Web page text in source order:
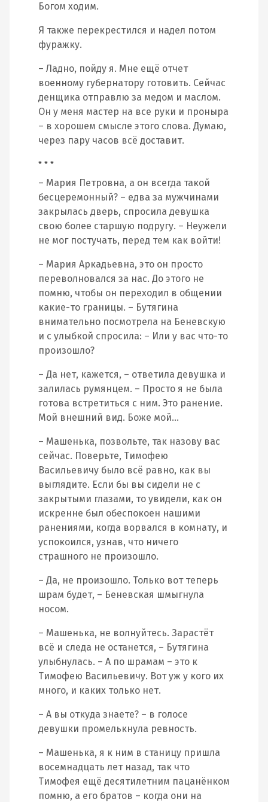
Богом ходим.
Я также перекрестился и надел потом
фуражку.
– Ладно, пойду я. Мне ещё отчет
военному губернатору готовить. Сейчас
денщика отправлю за медом и маслом.
Он у меня мастер на все руки и проныра
– в хорошем смысле этого слова. Думаю,
через пару часов всё доставит.
* * *
– Мария Петровна, а он всегда такой
бесцеремонный? – едва за мужчинами
закрылась дверь, спросила девушка
свою более старшую подругу. – Неужели
не мог постучать, перед тем как войти!
– Мария Аркадьевна, это он просто
переволновался за нас. До этого не
помню, чтобы он переходил в общении
какие-то границы. – Бутягина
внимательно посмотрела на Беневскую
и с улыбкой спросила: – Или у вас что-то
произошло?
– Да нет, кажется, – ответила девушка и
залилась румянцем. – Просто я не была
готова встретиться с ним. Это ранение.
Мой внешний вид. Боже мой…
– Машенька, позвольте, так назову вас
сейчас. Поверьте, Тимофею
Васильевичу было всё равно, как вы
выглядите. Если бы вы сидели не с
закрытыми глазами, то увидели, как он
искренне был обеспокоен нашими
ранениями, когда ворвался в комнату, и
успокоился, узнав, что ничего
страшного не произошло.
– Да, не произошло. Только вот теперь
шрам будет, – Беневская шмыгнула
носом.
– Машенька, не волнуйтесь. Зарастёт
всё и следа не останется, – Бутягина
улыбнулась. – А по шрамам – это к
Тимофею Васильевичу. Вот уж у кого их
много, и каких только нет.
– А вы откуда знаете? – в голосе
девушки промелькнула ревность.
– Машенька, я к ним в станицу пришла
восемнадцать лет назад, так что
Тимофея ещё десятилетним пацанёнком
помню, а его братов – когда они на